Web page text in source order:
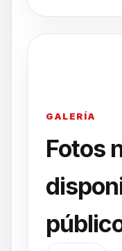
GALERÍA
Fotos